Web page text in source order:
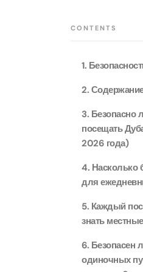
Билеты в парки и
Башня Аль-Араб
Yas Island Tickets
Combo Tickets
Dubai Dolphinarium
Tickets
City Tour Tickets
CONTENTS
1.
2.
3. Безопасно
посещать
2026 года)
4. Насколько
для
5. Каждый
знать
6. Безопасен
одиночных